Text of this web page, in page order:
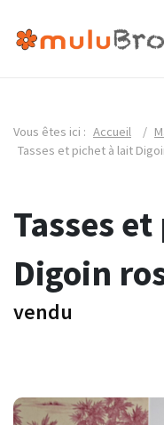
Vous êtes ici : Accueil /
Tasses et pichet à lait
Tasses
Digoin
vendu